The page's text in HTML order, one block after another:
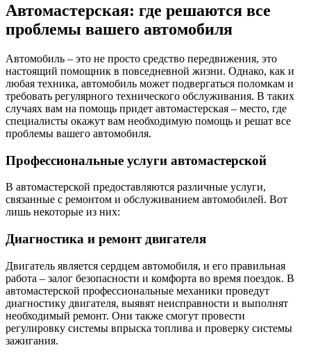
Автомастерская: где решаются все
проблемы вашего автомобиля
Автомобиль – это не просто средство передвижения, это
настоящий помощник в повседневной жизни. Однако, как и
любая техника, автомобиль может подвергаться поломкам и
требовать регулярного технического обслуживания. В таких
случаях вам на помощь придет автомастерская – место, где
специалисты окажут вам необходимую помощь и решат все
проблемы вашего автомобиля.
Профессиональные услуги автомастерской
В автомастерской предоставляются различные услуги,
связанные с ремонтом и обслуживанием автомобилей. Вот
лишь некоторые из них:
Диагностика и ремонт двигателя
Двигатель является сердцем автомобиля, и его правильная
работа – залог безопасности и комфорта во время поездок. В
автомастерской профессиональные механики проведут
диагностику двигателя, выявят неисправности и выполнят
необходимый ремонт. Они также смогут провести
регулировку системы впрыска топлива и проверку системы
зажигания.